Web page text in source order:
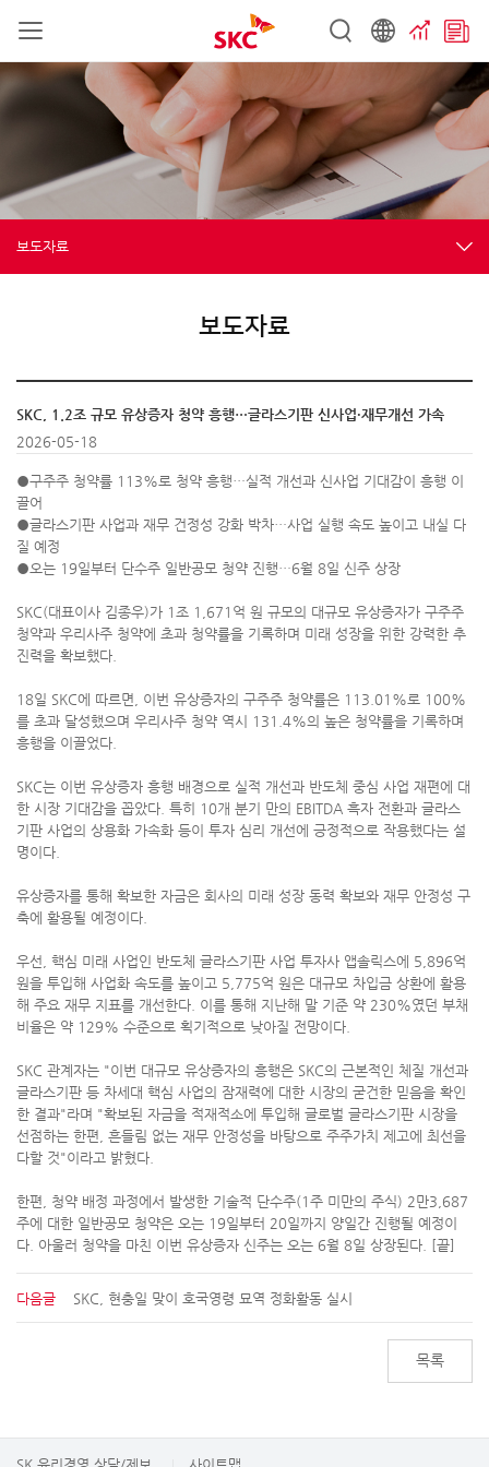
보도자료
보도자료
SKC, 1.2조 규모 유상증자 청약 흥행…글라스기판 신사업·재무개선 가속
2026-05-18
●구주주 청약률 113%로 청약 흥행…실적 개선과 신사업 기대감이 흥행 이
끌어
●​글라스기판 사업과 재무 건정성 강화 박차…사업 실행 속도 높이고 내실 다
질 예정
●​오는 19일부터 단수주 일반공모 청약 진행…6월 8일 신주 상장
SKC(대표이사 김종우)가 1조 1,671억 원 규모의 대규모 유상증자가 구주주
청약과 우리사주 청약에 초과 청약률을 기록하며 미래 성장을 위한 강력한 추
진력을 확보했다.
18일 SKC에 따르면, 이번 유상증자의 구주주 청약률은 113.01%로 100%
를 초과 달성했으며 우리사주 청약 역시 131.4%의 높은 청약률을 기록하며
흥행을 이끌었다.
SKC는 이번 유상증자 흥행 배경으로 실적 개선과 반도체 중심 사업 재편에 대
한 시장 기대감을 꼽았다. 특히 10개 분기 만의 EBITDA 흑자 전환과 글라스
기판 사업의 상용화 가속화 등이 투자 심리 개선에 긍정적으로 작용했다는 설
명이다.
유상증자를 통해 확보한 자금은 회사의 미래 성장 동력 확보와 재무 안정성 구
축에 활용될 예정이다.
우선, 핵심 미래 사업인 반도체 글라스기판 사업 투자사 앱솔릭스에 5,896억
원을 투입해 사업화 속도를 높이고 5,775억 원은 대규모 차입금 상환에 활용
해 주요 재무 지표를 개선한다. 이를 통해 지난해 말 기준 약 230%였던 부채
비율은 약 129% 수준으로 획기적으로 낮아질 전망이다.
SKC 관계자는 "이번 대규모 유상증자의 흥행은 SKC의 근본적인 체질 개선과
글라스기판 등 차세대 핵심 사업의 잠재력에 대한 시장의 굳건한 믿음을 확인
한 결과"라며 "확보된 자금을 적재적소에 투입해 글로벌 글라스기판 시장을
선점하는 한편, 흔들림 없는 재무 안정성을 바탕으로 주주가치 제고에 최선을
다할 것"이라고 밝혔다.
한편, 청약 배정 과정에서 발생한 기술적 단수주(1주 미만의 주식) 2만3,687
주에 대한 일반공모 청약은 오는 19일부터 20일까지 양일간 진행될 예정이
다. 아울러 청약을 마친 이번 유상증자 신주는 오는 6월 8일 상장된다. [끝]
다음글 SKC, 현충일 맞이 호국영령 묘역 정화활동 실시
목록